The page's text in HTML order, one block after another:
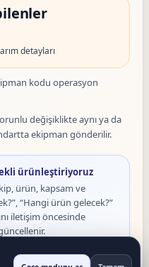
detayları
kodu operasyon
değişiklikte aynı ya da
ekipman gönderilir.
ürünleştiriyoruz
ürün, kapsam ve
“Hangi ürün gelecek?”
iletişim öncesinde